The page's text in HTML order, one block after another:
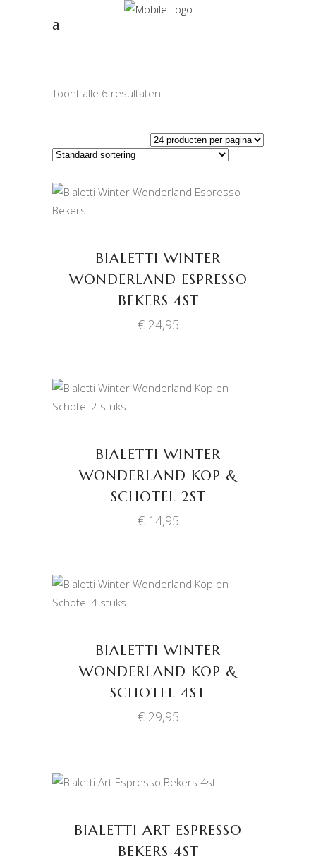
Toont alle 6 resultaten
BIALETTI WINTER
WONDERLAND ESPRESSO
BEKERS 4ST
€24,95
TOEVOEGEN AAN
WINKELWAGEN
BIALETTI WINTER
WONDERLAND KOP &
SCHOTEL 2ST
€14,95
TOEVOEGEN AAN
WINKELWAGEN
BIALETTI WINTER
WONDERLAND KOP &
SCHOTEL 4ST
€29,95
BIALETTI ART ESPRESSO
BEKERS 4ST